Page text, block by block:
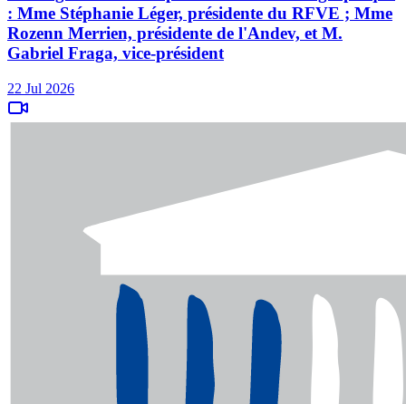
: Mme Stéphanie Léger, présidente du RFVE ; Mme
Rozenn Merrien, présidente de l'Andev, et M.
Gabriel Fraga, vice-président
22 Jul 2026